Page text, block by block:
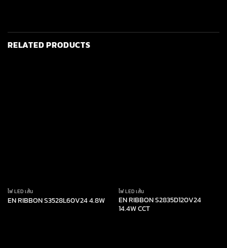
RELATED PRODUCTS
ไฟ LED เส้น
EN RIBBON S3528L60V24 4.8W
ไฟ LED เส้น
EN RIBBON S2835D120V24
14.4W CCT